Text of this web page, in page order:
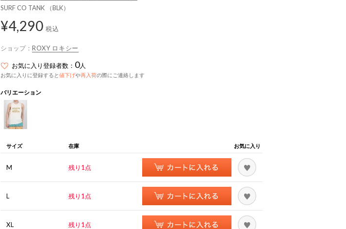
SURF CO TANK （BLK）
¥4,290 税込
ショップ： ROXY ロキシー
お気に入り登録者数： 0人
お気に入りに登録すると値下げや再入荷の際にご連絡します
バリエーション
サイズ 在庫 お気に入り
M 残り1点
L 残り1点
XL 残り1点